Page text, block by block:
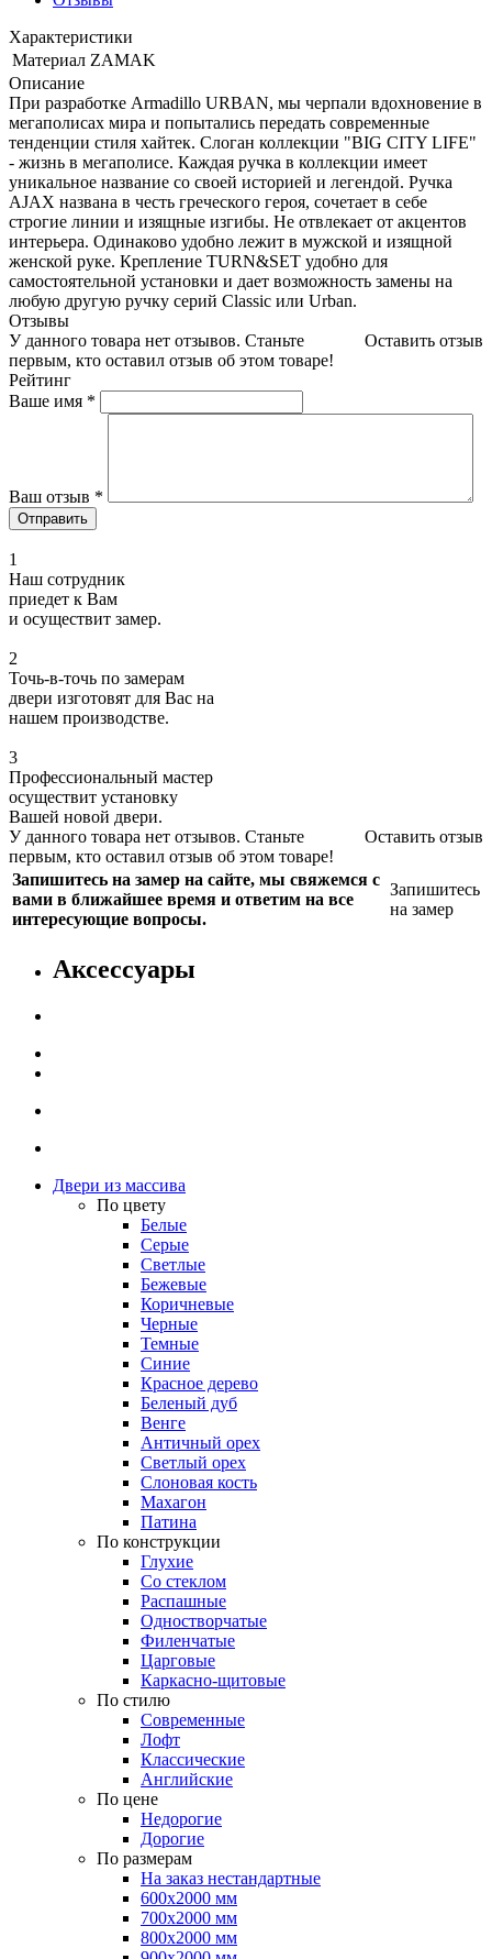
Характеристики
Материал ZAMAK
Описание
При разработке Armadillo URBAN, мы черпали вдохновение в
мегаполисах мира и попытались передать современные
тенденции стиля хайтек. Слоган коллекции "BIG CITY LIFE"
- жизнь в мегаполисе. Каждая ручка в коллекции имеет
уникальное название со своей историей и легендой. Ручка
AJAX названа в честь греческого героя, сочетает в себе
строгие линии и изящные изгибы. Не отвлекает от акцентов
интерьера. Одинаково удобно лежит в мужской и изящной
женской руке. Крепление TURN&SET удобно для
самостоятельной установки и дает возможность замены на
любую другую ручку серий Classic или Urban.
Отзывы
Оставить отзыв
У данного товара нет отзывов. Станьте
первым, кто оставил отзыв об этом товаре!
Рейтинг
Ваше имя *
Ваш отзыв *
1
Наш сотрудник
приедет к Вам
и осуществит замер.
2
Точь-в-точь по замерам
двери изготовят для Вас на
нашем производстве.
3
Профессиональный мастер
осуществит установку
Вашей новой двери.
Оставить отзыв
У данного товара нет отзывов. Станьте
первым, кто оставил отзыв об этом товаре!
Запишитесь на замер на сайте, мы свяжемся с
вами в ближайшее время и ответим на все
интересующие вопросы.
Запишитесь
на замер
Аксессуары
Двери из массива
По цвету
Белые
Серые
Светлые
Бежевые
Коричневые
Черные
Темные
Синие
Красное дерево
Беленый дуб
Венге
Античный орех
Светлый орех
Слоновая кость
Махагон
Патина
По конструкции
Глухие
Со стеклом
Распашные
Одностворчатые
Филенчатые
Царговые
Каркасно-щитовые
По стилю
Современные
Лофт
Классические
Английские
По цене
Недорогие
Дорогие
По размерам
На заказ нестандартные
600х2000 мм
700х2000 мм
800х2000 мм